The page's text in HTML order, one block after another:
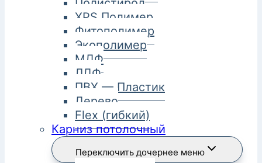
Полистирол
XPS Полимер
Фитополимер
Экополимер
МДФ
ЛДФ
ПВХ — Пластик
Дерево
Flex (гибкий)
Карниз потолочный
Переключить дочернее меню